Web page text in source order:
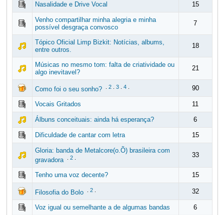
Nasalidade e Drive Vocal 15
Venho compartilhar minha alegria e minha
possível desgraça convosco
7
Tópico Oficial Limp Bizkit: Notícias, albums,
entre outros.
18
Músicas no mesmo tom: falta de criatividade ou
algo inevitavel?
21
Como foi o seu sonho? 2. 3. 4. 90
Vocais Gritados 11
Álbuns conceituais: ainda há esperança? 6
Dificuldade de cantar com letra 15
Gloria: banda de Metalcore(o.Õ) brasileira com
gravadora
2. 33
Tenho uma voz decente? 15
Filosofia do Bolo 2. 32
Voz igual ou semelhante a de algumas bandas 6